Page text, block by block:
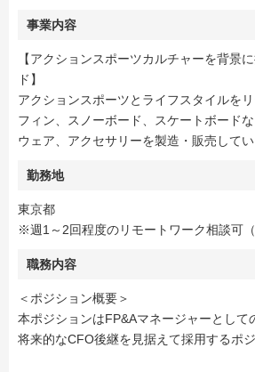
事業内容
【アクションスポーツカルチャーを背景
ド】
アクションスポーツとライフスタイルを
フィン、スノーボード、スケートボード
ウェア、アクセサリーを製造・販売してい
勤務地
東京都
※週1～2回程度のリモートワーク相談可（
職務内容
＜ポジション概要＞
本ポジションはFP&Aマネージャーとして
将来的なCFO後継を見据えて採用するポジ